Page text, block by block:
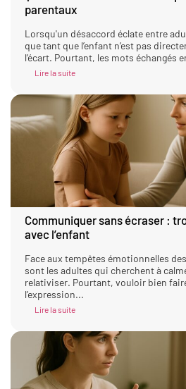
parentaux
Lorsqu'un désaccord éclate entre
que tant que l’enfant n’est pas
l’écart. Pourtant, les mots échangés
Lire la suite
Communiquer sans écraser :
avec l’enfant
Face aux tempêtes émotionnelles
sont les adultes qui cherchent à
relativiser. Pourtant, vouloir bien
l’expression...
Lire la suite